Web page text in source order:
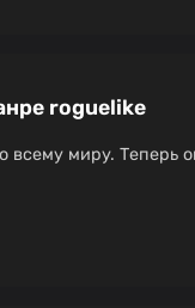
roguelike
всему миру. Теперь